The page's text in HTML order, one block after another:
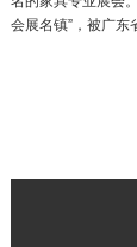
会展名镇”，被广东